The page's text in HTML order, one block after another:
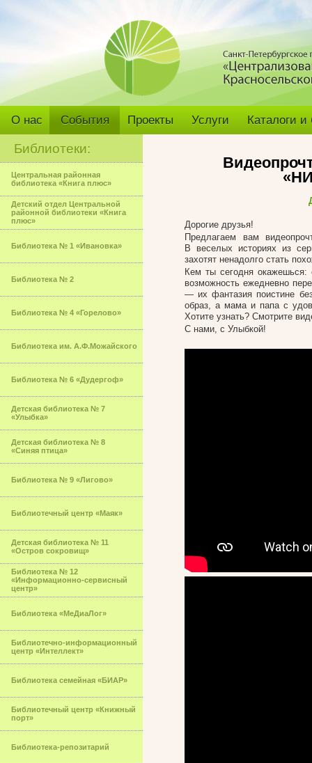
О нас События Проекты Услуги Каталоги
Библиотеки:
Центральная районная
библиотека «Книга плюс»
Детский отдел Центральной
районной библиотеки «Книга
плюс»
Библиотека № 1 «Ивановка»
Библиотека № 2
Библиотека № 4 «Горелово»
Библиотека им. А.Ф.Можайского
Библиотека № 6 «Дудергоф»
Детская библиотека № 7
«Улыбка»
Детская библиотека № 8
«Синяя птица»
Библиотека № 9 «Лигово»
Библиотечный центр «Маяк»
Детская библиотека № 11
«Остров сокровищ»
Библиотека № 12
«Информационно-сервисный
центр»
Библиотека «МеДиаЛог»
Библиотечно-информационный
центр «Интеллект»
Библиотека семейная «БИАР»
Библиотечный центр «Книжный
порт»
Библиотека-репозитарий
Дорогие друзья!
Предлагаем вам
В веселых историях из
захотят ненадолго стать
Кем ты сегодня окажешься:
возможность ежедневно
— их фантазия поистине
образ, а мама и папа с
Хотите узнать? Смотрите
С нами, с Улыбкой!